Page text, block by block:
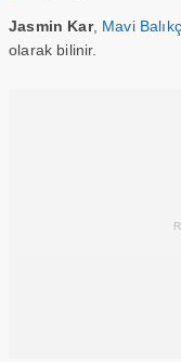
Jasmin Kar, Mavi
olarak bilinir.